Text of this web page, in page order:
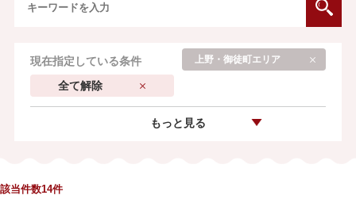
現在指定している条件 上野・御徒町エリア
全て解除
もっと見る
該当件数14件